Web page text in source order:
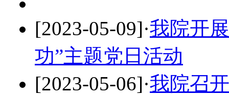
[2023-05-09]·我院开
功”主题党日活动
[2023-05-06]·我院召